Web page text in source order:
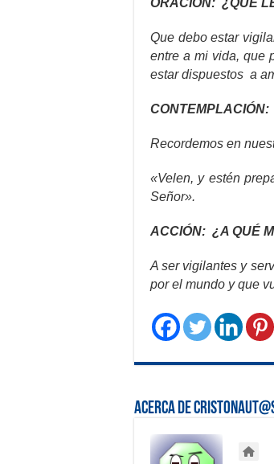
ORACIÓN: ¿QUÉ
Que debo estar
entre a mi vida, que
estar dispuestos a
Recordemos en
«Velen, y estén
Señor».
ACCIÓN: ¿A QUÉ
A ser vigilantes y
por el mundo y que
Acerca de